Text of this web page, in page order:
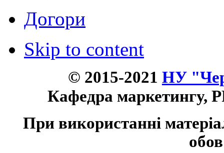
Догори
Skip to content
© 2015-2021 НУ
Кафедра маркетингу,
При використанні